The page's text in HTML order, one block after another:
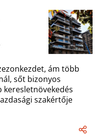
ám több
sőt bizonyos
keresletnövekedés
szakértője